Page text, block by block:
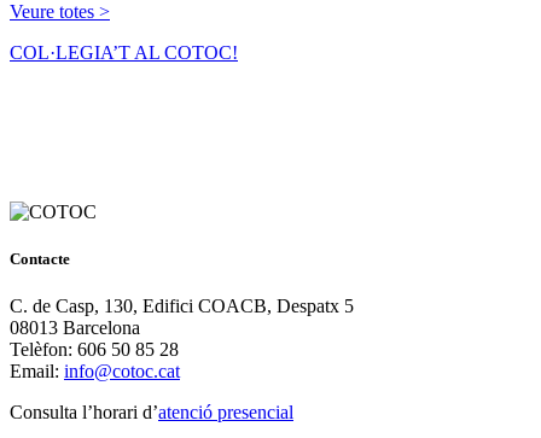
Veure totes >
COL·LEGIA’T AL COTOC!
Contacte
C. de Casp, 130, Edifici COACB, Despatx 5
08013 Barcelona
Telèfon: 606 50 85 28
Email: info@cotoc.cat
Consulta l’horari d’atenció presencial